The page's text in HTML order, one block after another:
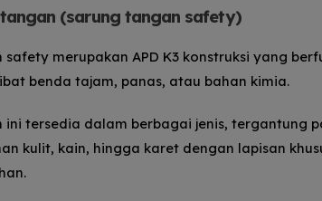
(sarung tangan safety)
safety merupakan APD K3 konstruksi yang
benda tajam, panas, atau bahan kimia.
ini tersedia dalam berbagai jenis, tergantung
kulit, kain, hingga karet dengan lapisan